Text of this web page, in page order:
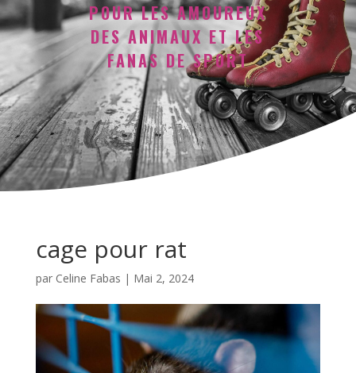
POUR LES AMOUREUX
DES ANIMAUX ET LES
FANAS DE SPORT
cage pour rat
par Celine Fabas | Mai 2, 2024